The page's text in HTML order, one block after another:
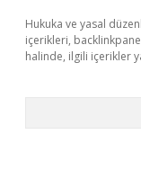
Hukuka ve yasal
içerikleri,
halinde, ilgili içerikler